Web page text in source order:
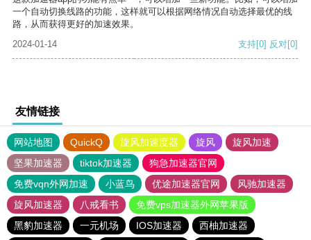
一个自动切换线路的功能，这样就可以根据网络情况自动选择最优的线
路，从而获得更好的加速效果。
2024-01-14
支持[0] 反对[0]
友情链接
网站地图 QuickQ 旋风加速度器 旋风
旋风加速
坚果加速器
tiktok加速器
狗急加速器官网
免费vqn外网加速
小蓝鸟 优途加速器官网
风驰加速器
旋风加速器
八戒看书
免费vps加速器外网苹果版
黑豹加速器
一元机场 IOS加速器
西柚加速器